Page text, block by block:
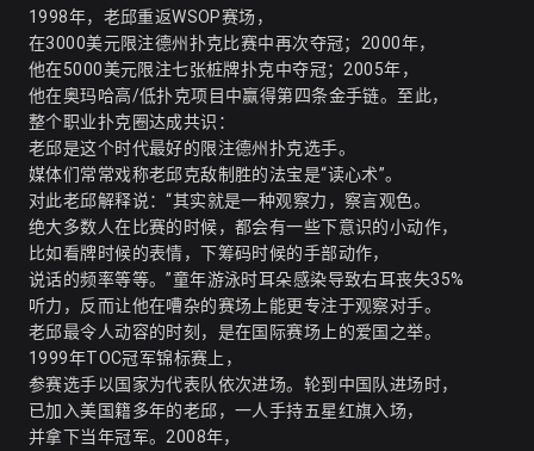
1998年，老邱重返WSOP赛场，
在3000美元限注德州扑克比赛中再次夺冠；2000年，
他在5000美元限注七张桩牌扑克中夺冠；2005年，
他在奥玛哈高/低扑克项目中赢得第四条金手链。至此，
整个职业扑克圈达成共识：
老邱是这个时代最好的限注德州扑克选手。
媒体们常常戏称老邱克敌制胜的法宝是“读心术”。
对此老邱解释说：“其实就是一种观察力，察言观色。
绝大多数人在比赛的时候，都会有一些下意识的小动作，
比如看牌时候的表情，下筹码时候的手部动作，
说话的频率等等。”童年游泳时耳朵感染导致右耳丧失35%
听力，反而让他在嘈杂的赛场上能更专注于观察对手。
老邱最令人动容的时刻，是在国际赛场上的爱国之举。
1999年TOC冠军锦标赛上，
参赛选手以国家为代表队依次进场。轮到中国队进场时，
已加入美国籍多年的老邱，一人手持五星红旗入场，
并拿下当年冠军。2008年，